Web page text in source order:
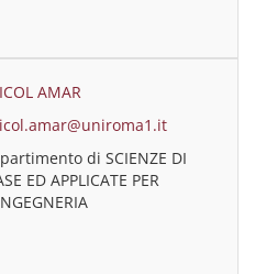
AMAR
di SCIENZE DI
ED APPLICATE PER